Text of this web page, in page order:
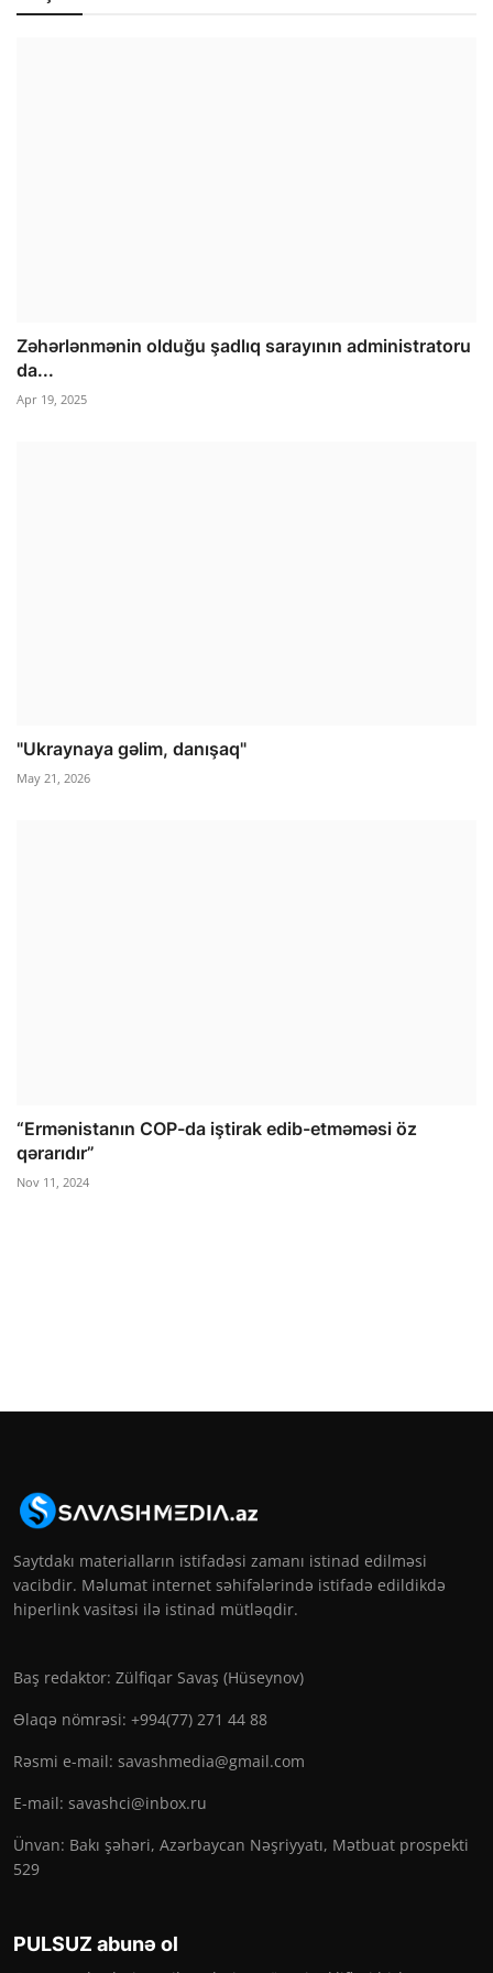
Zəhərlənmənin olduğu şadlıq sarayının administratoru
da...
Apr 19, 2025
"Ukraynaya gəlim, danışaq"
May 21, 2026
“Ermənistanın COP-da iştirak edib-etməməsi öz
qərarıdır”
Nov 11, 2024
Saytdakı materialların istifadəsi zamanı istinad edilməsi
vacibdir. Məlumat internet səhifələrində istifadə edildikdə
hiperlink vasitəsi ilə istinad mütləqdir.
Baş redaktor: Zülfiqar Savaş (Hüseynov)
Əlaqə nömrəsi: +994(77) 271 44 88
Rəsmi e-mail: savashmedia@gmail.com
E-mail: savashci@inbox.ru
Ünvan: Bakı şəhəri, Azərbaycan Nəşriyyatı, Mətbuat prospekti
529
PULSUZ abunə ol